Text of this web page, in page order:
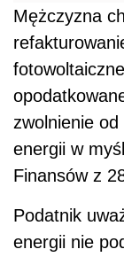
Mężczyzna
zwolnienie
energii w
Finansów z
Podatnik
energii nie